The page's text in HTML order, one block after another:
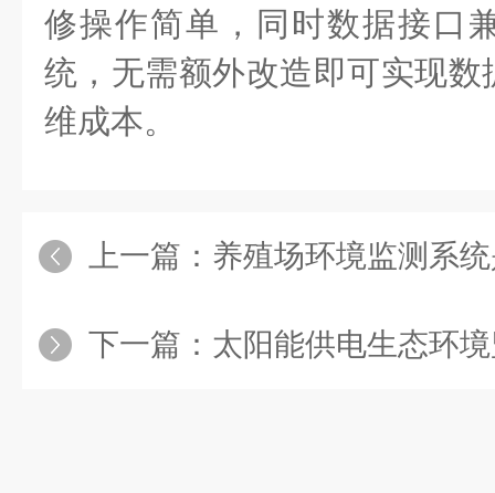
修操作简单，同时数据接口
统，无需额外改造即可实现
维成本。
上一篇： 养殖场环境监测系统是什么？
下一篇： 太阳能供电生态环境监